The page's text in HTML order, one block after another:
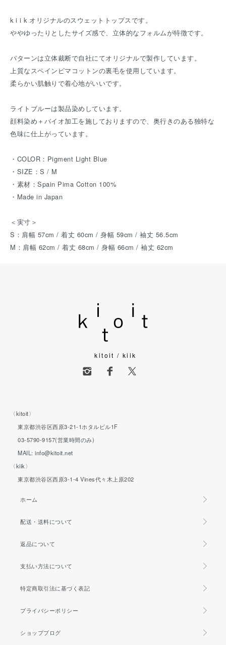
k i i k オリジナルのスウェットトップスです。
ややゆったりとしたサイズ感で、立体的なフォルムが特徴です。
パターンは立体裁断で自社にてオリジナルで製作しています。
上質なスペインピマコットンの裏毛を使用しています。
柔らかい肌触りで着心地がいいです。
ライトブルーは製品染めしています。
顔料染め＋バイオ加工を施しておりますので、奥行きのある独特な
色味に仕上がっています。
・COLOR：Pigment Light Blue
・SIZE：S / M
・素材：Spain Pima Cotton 100%
・Made in Japan
＜実寸＞
S：肩幅 57cm / 着丈 60cm / 身幅 59cm / 袖丈 56.5cm
M：肩幅 62cm / 着丈 68cm / 身幅 66cm / 袖丈 62cm
kitoit / kiik
〈kitoit〉
東京都渋谷区西原3-21-1ホタルビル1F
03-5790-9157(営業時間のみ)
MAIL: info@kitoit.net
〈kiik〉
東京都渋谷区西原3-1-4 Vines代々木上原202
ホーム
配送・送料について
返品について
支払い方法について
特定商取引法に基づく表記
プライバシーポリシー
ショップブログ